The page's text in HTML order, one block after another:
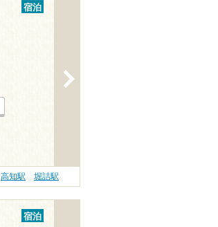
宿泊
高知駅 堀詰駅
宿泊